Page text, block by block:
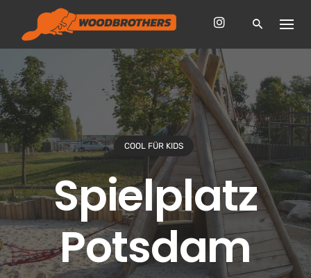
content
COOL FÜR KIDS
Spielplatz
Potsdam